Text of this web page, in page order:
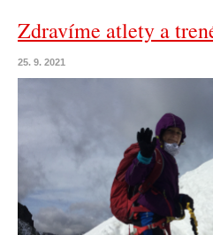
Zdravíme atlety a
25. 9. 2021